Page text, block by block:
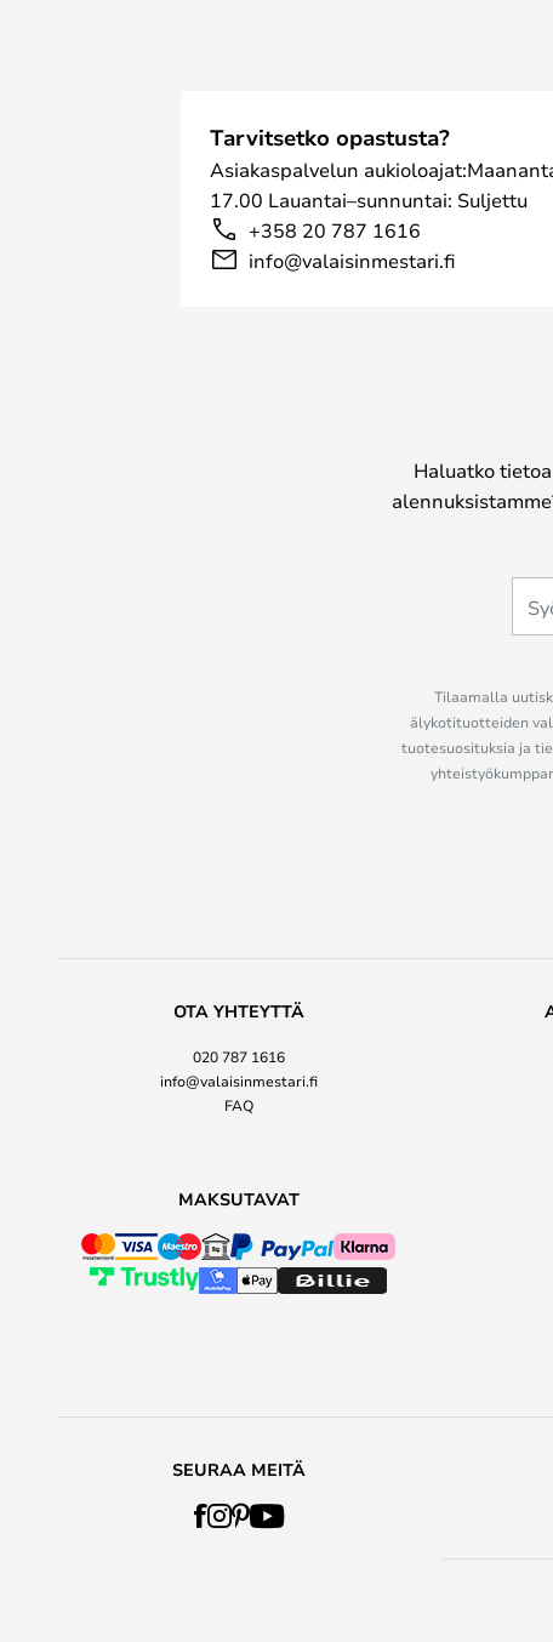
Tarvitsetko opastusta?
Asiakaspalvelun
17.00 Lauantai–sunnuntai: Suljettu
+358 20 787 1616
info@valaisinmestari.fi
Haluatko
Tilaamalla
älykotituotteiden
tuotesuosituksia ja
OTA YHTEYTTÄ
020 787 1616
info@valaisinmestari.fi
FAQ
MAKSUTAVAT
SEURAA MEITÄ